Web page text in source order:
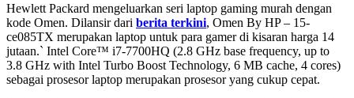
Hewlett Packard mengeluarkan seri laptop gaming murah dengan
kode Omen. Dilansir dari berita terkini, Omen By HP – 15-
ce085TX merupakan laptop untuk para gamer di kisaran harga 14
jutaan.` Intel Core™ i7-7700HQ (2.8 GHz base frequency, up to
3.8 GHz with Intel Turbo Boost Technology, 6 MB cache, 4 cores)
sebagai prosesor laptop merupakan prosesor yang cukup cepat.